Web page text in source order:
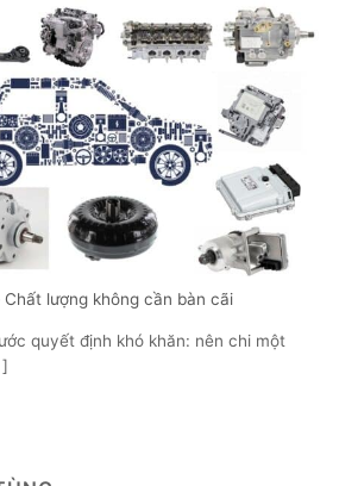
Chất lượng không cần bàn cãi
quyết định khó khăn: nên chi một